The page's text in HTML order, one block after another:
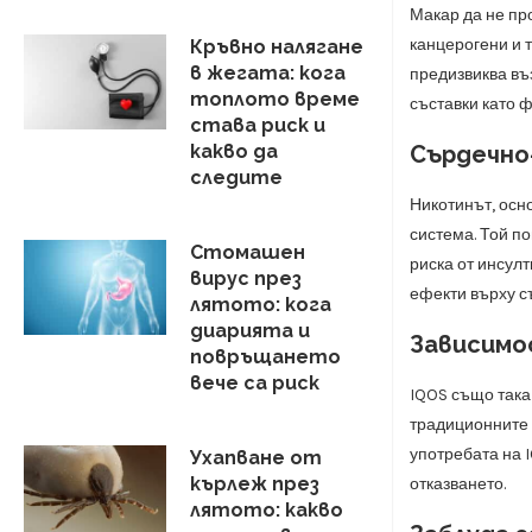
Кръвно налягане
в жегата: кога
топлото време
става риск и
какво да
следите
Стомашен
вирус през
лятото: кога
диарията и
повръщането
вече са риск
Ухапване от
кърлеж през
лятото: какво
Макар да не
канцерогени и
предизвиква
съставки като
Никотинът,
система. Той
риска от
ефекти върху
IQOS също
употребата на
отказването.